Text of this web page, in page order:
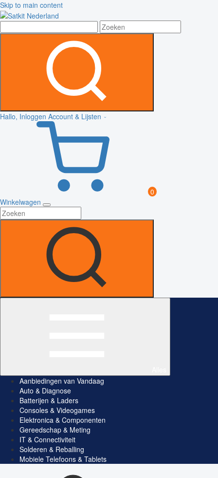
Skip to main content
Hallo, Inloggen Account & Lijsten
0
Winkelwagen
Aanbiedingen van Vandaag
Auto & Diagnose
Batterijen & Laders
Consoles & Videogames
Elektronica & Componenten
Gereedschap & Meting
IT & Connectiviteit
Solderen & Reballing
Mobiele Telefoons & Tablets